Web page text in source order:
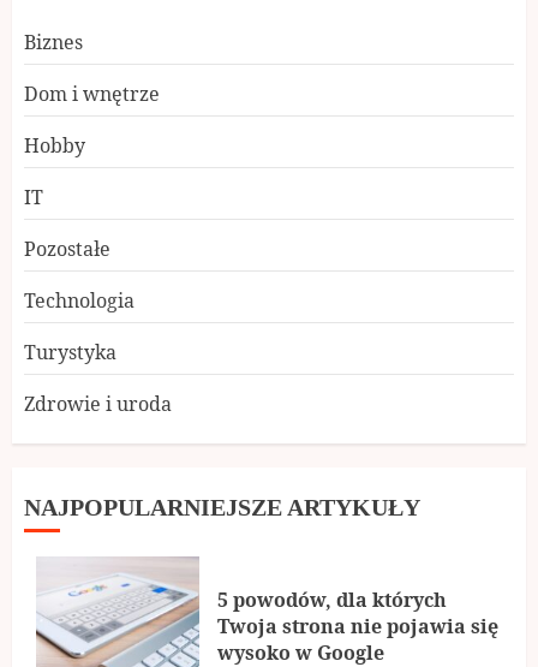
Biznes
Dom i wnętrze
Hobby
IT
Pozostałe
Technologia
Turystyka
Zdrowie i uroda
NAJPOPULARNIEJSZE ARTYKUŁY
5 powodów, dla których
Twoja strona nie pojawia się
wysoko w Google